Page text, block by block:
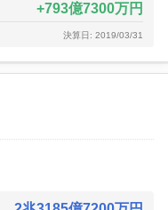
793億7300万円
決算日: 2019/03/31